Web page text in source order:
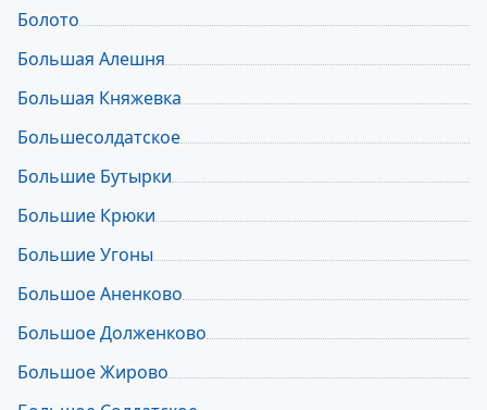
Болото
Большая Алешня
Большая Княжевка
Большесолдатское
Большие Бутырки
Большие Крюки
Большие Угоны
Большое Аненково
Большое Долженково
Большое Жирово